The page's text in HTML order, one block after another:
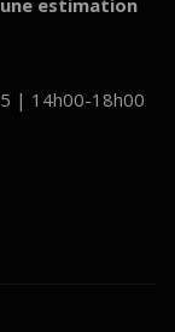
| 14h00-18h00